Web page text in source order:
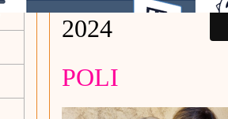
2024
POLI